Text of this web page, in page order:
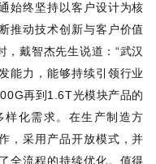
始终坚持以客户设计为核
推动技术创新与客户价值
戴智杰先生说道：“武汉
能力，能够持续引领行业
再到 1.6T光模块产品的
化需求。在生产制造方
，采用产品开放模式，并
全流程的持续优化。值得